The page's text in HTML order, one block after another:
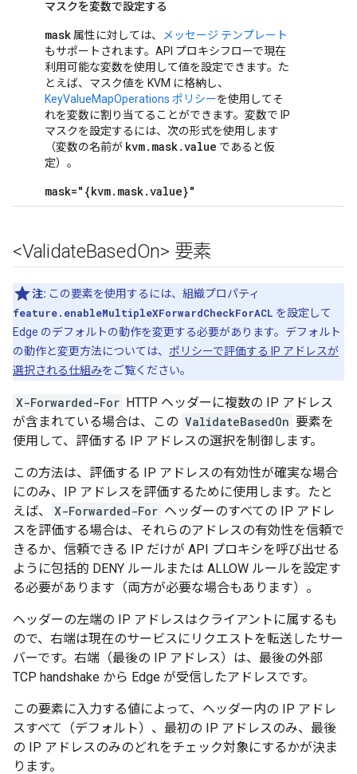
マスクを変数で設定する
mask 属性に対しては、
メッセージ テンプレート
もサポートされます。API プロキシフローで現在
利用可能な変数を使用して値を設定できます。た
とえば、マスク値を KVM に格納し、
KeyValueMapOperations ポリシーを使用してそ
れを変数に割り当てることができます。変数で IP
マスクを設定するには、次の形式を使用します
（変数の名前が kvm.mask.value であると仮
定）。
mask="{kvm.mask.value}"
<ValidateBasedOn> 要素
注: この要素を使用するには、組織プロパティ
feature.enableMultipleXForwardCheckForACL を設定して
Edge のデフォルトの動作を変更する必要があります。デフォルト
の動作と変更方法については、 ポリシーで評価する IP アドレスが
選択される仕組みをご覧ください。
X-Forwarded-For HTTP ヘッダーに複数の IP アドレス
が含まれている場合は、この ValidateBasedOn 要素を
使用して、評価する IP アドレスの選択を制御します。
この方法は、評価する IP アドレスの有効性が確実な場合
にのみ、IP アドレスを評価するために使用します。たと
えば、
X-Forwarded-For ヘッダーのすべての IP アドレ
スを評価する場合は、それらのアドレスの有効性を信頼で
きるか、信頼できる IP だけが API プロキシを呼び出せる
ように包括的 DENY ルールまたは ALLOW ルールを設定す
る必要があります（両方が必要な場合もあります）。
ヘッダーの左端の IP アドレスはクライアントに属するも
ので、右端は現在のサービスにリクエストを転送したサー
バーです。右端（最後の IP アドレス）は、最後の外部
TCP handshake から Edge が受信したアドレスです。
この要素に入力する値によって、ヘッダー内の IP アドレ
スすべて（デフォルト）、最初の IP アドレスのみ、最後
の IP アドレスのみのどれをチェック対象にするかが決ま
ります。